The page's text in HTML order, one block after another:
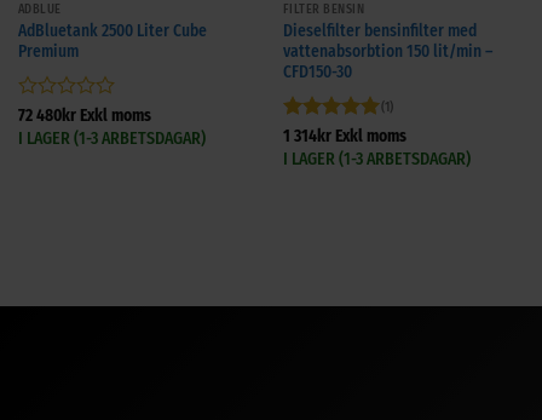
ADBLUE
AdBluetank 2500 Liter Cube
Premium
Betygsatt
0
72 480krExkl moms
I LAGER (1-3 ARBETSDAGAR)
FILTER BENSIN
Dieselfilter bensinfilter med
vattenabsorbtion 150 lit/min –
CFD150-30
Betygsatt 5
av 5
(1)
1 314krExkl moms
I LAGER (1-3 ARBETSDAGAR)